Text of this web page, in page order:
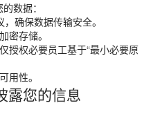
数据：
确保数据传输安全。
密存储。
授权必要员工基于“最小必要原
用性。
露您的信息